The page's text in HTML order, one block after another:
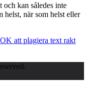
kan således inte
helst, när som helst eller
att plagiera text rakt